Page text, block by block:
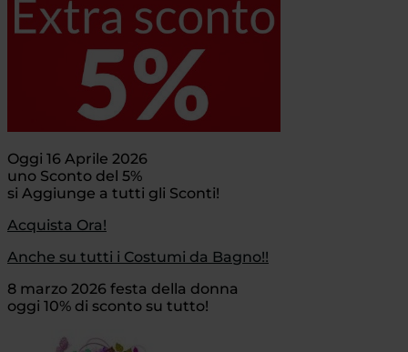
Oggi 16 Aprile 2026
uno Sconto del 5%
si Aggiunge a tutti gli Sconti!
Acquista Ora!
Anche su tutti i Costumi da Bagno!!
8 marzo 2026 festa della donna
oggi 10% di sconto su tutto!